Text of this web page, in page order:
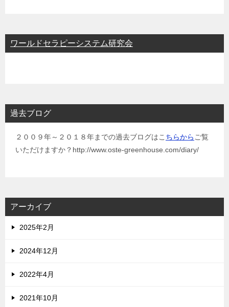
ワールドセラピーシステム研究会
過去ブログ
２００９年～２０１８年までの過去ブログはこ ちらから ご覧
いただけますか？http://www.oste-greenhouse.com/diary/
アーカイブ
2025年2月
2024年12月
2022年4月
2021年10月